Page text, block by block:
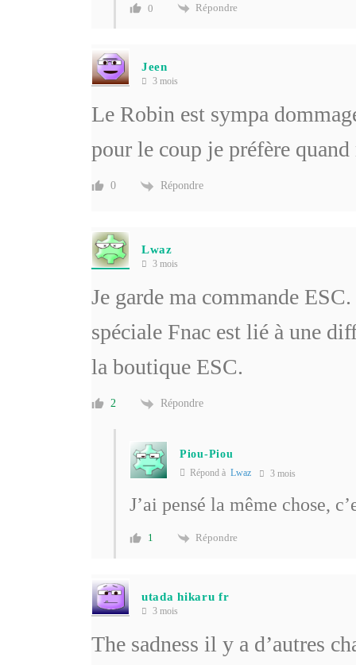
0 Répondre
Jeen
3 mois
Le Robin est sympa
pour le coup je préfère
0 Répondre
Lwaz
3 mois
Je garde ma commande
spéciale Fnac est lié à une
la boutique ESC.
2 Répondre
Piou-Piou
Répond à Lwaz 3 mois
J’ai pensé la même chose,
1 Répondre
utada hikaru fr
3 mois
The sadness il y a d’autres